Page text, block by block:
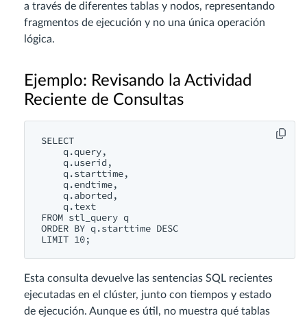
a través de diferentes tablas y nodos, representando
fragmentos de ejecución y no una única operación
lógica.
Ejemplo: Revisando la Actividad
Reciente de Consultas
SELECT
    q.query,
    q.userid,
    q.starttime,
    q.endtime,
    q.aborted,
    q.text
FROM stl_query q
ORDER BY q.starttime DESC
Esta consulta devuelve las sentencias SQL recientes
ejecutadas en el clúster, junto con tiempos y estado
de ejecución. Aunque es útil, no muestra qué tablas